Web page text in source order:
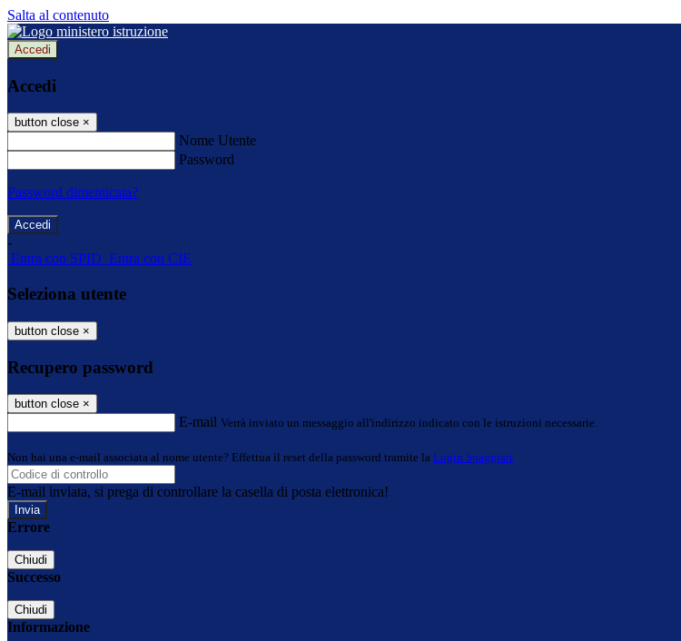
Salta al contenuto
Accedi
Accedi
button close ×
Nome Utente
Password
Password dimenticata?
-
Entra con SPID Entra con CIE
Seleziona utente
button close ×
Recupero password
button close ×
E-mail Verrà inviato un messaggio all'indirizzo indicato con le istruzioni necessarie.
Non hai una e-mail associata al nome utente? Effettua il reset della password tramite la Login Spaggiari
E-mail inviata, si prega di controllare la casella di posta elettronica!
Errore
Chiudi
Successo
Chiudi
Informazione